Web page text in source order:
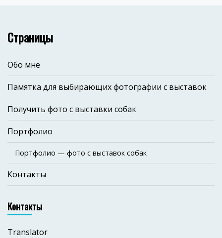
Страницы
Обо мне
Памятка для выбирающих фотографии с выставок
Получить фото с выставки собак
Портфолио
Портфолио — фото с выставок собак
Контакты
Контакты
Translator